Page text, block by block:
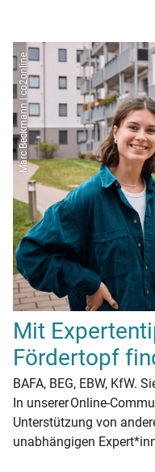
Marc Beckmann | co2online
Mit
Fördertopf
BAFA, BEG, EBW, KfW.
In unserer Online-
Unterstützung von
unabhängigen